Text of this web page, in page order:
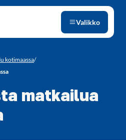
Valikko
kotimaassa/
matkailua